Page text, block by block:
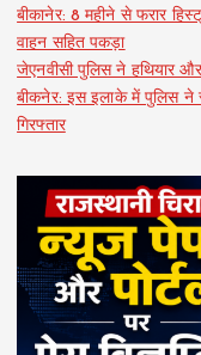
बीकानेर: 8 महीने से फरार
वाहन सहित पकड़ा
जेएनवीसी पुलिस ने हथियार
बीकनेर: इस इलाके में पुलिस ने
गिरफ्तार